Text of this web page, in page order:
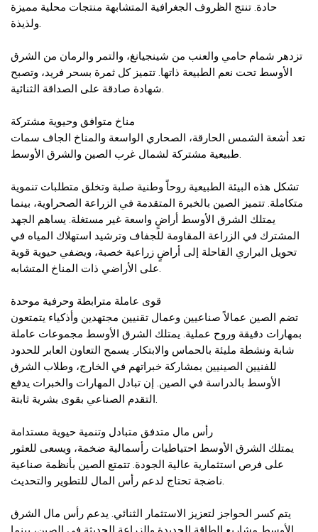
حادة. تنتج الظروف الجغرافية المتشابهة منتجات محلية مميزة
ولذيذة.
تزدهر شمام حامي والعنب من شينجيانغ، والتمر والرمان من الشرق
الأوسط تحت نعم الطبيعة ذاتها. تتميز كل ثمرة بسحر فريد، وتصبح
شهادة صادقة على الصداقة الثنائية.
مناخ متوافق وحيوية مشتركة
تعد أشعة الشمس الحارقة، الصحاري الواسعة والمناخ الجاف سمات
طبيعية مشتركة لشمال غرب الصين والشرق الأوسط.
تشكل هذه البيئة الطبيعية روحاً وطنية صلبة وتخلق متطلبات تنموية
متكاملة. تتميز الصين بالخبرة المتقدمة في الزراعة الصحراوية، بينما
يمتلك الشرق الأوسط أراضٍ واسعة غير مستغلة. يساهم الجهد
المشترك في الزراعة المقاومة للجفاف وترشيد استهلاك المياه في
تحويل البراري القاحلة إلى أراضٍ زراعية خصبة، ويضفي حيوية قوية
على الأراضي ذات المناخ المتشابه.
قوى عاملة مترابطة وحرفية موحدة
تضم الصين عمالاً صناعيين وعمال تقنيين مجتهدين وأذكياء يتمتعون
بمهارات دقيقة وروح عملية. يمتلك الشرق الأوسط مجموعات عاملة
شابة ونشطة مليئة بالحماس والابتكار. يسمح التعاون العابر للحدود
للفنيين الصينيين بمشاركة خبراتهم في الخارج، وطلاب الشرق
الأوسط بالدراسة في الصين. إن تبادل المهارات والخبرات يدفع
التقدم الصناعي بقوى بشرية ثابتة.
رأس مال متدفق متبادل وتنمية حيوية مستدامة
يمتلك الشرق الأوسط احتياطيات رأسمالية ضخمة، ويسعى للعثور
على فرص استثمارية عالية الجودة. تتمتع الصين بأنظمة صناعية
ناضجة تحتاج لدعم رأس المال للتطوير والتحديث.
يتم كسر الحواجز لتعزيز الاستثمار الثنائي. يدعم رأس مال الشرق